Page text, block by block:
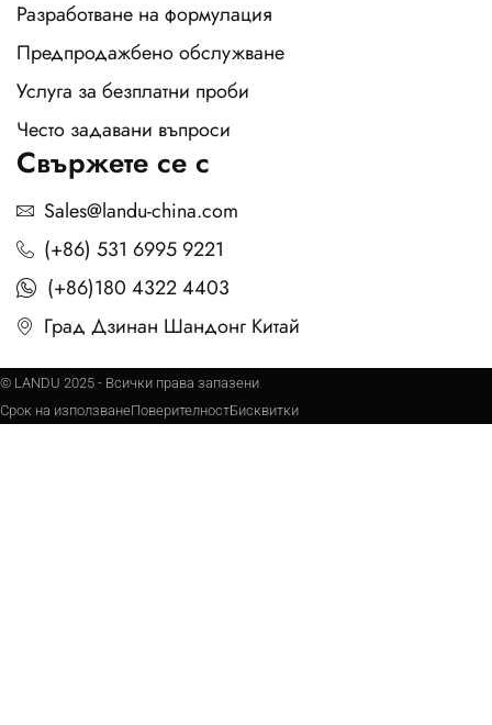
Разработване на формулация
Предпродажбено обслужване
Услуга за безплатни проби
Често задавани въпроси
Свържете се с
Sales@landu-china.com
(+86) 531 6995 9221
(+86)180 4322 4403
Град Дзинан Шандонг Китай
© LANDU 2025 - Всички права запазени
Срок на използванеПоверителностБисквитки